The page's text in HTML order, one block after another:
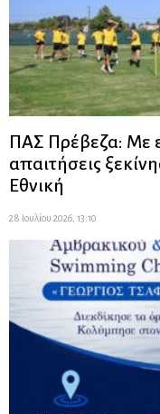
ΠΑΣ Πρέβεζα: Με
απαιτήσεις
Εθνική
28 Ιουλίου 2026, 13:10